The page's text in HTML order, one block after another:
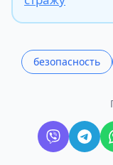
безопасность